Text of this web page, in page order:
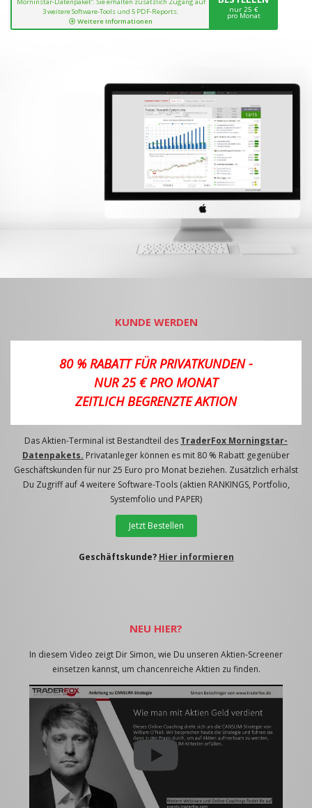
Morninstar-Datenpaket“. Sie erhalten zusätzlich Zugang auf
3 weitere Software-Tools und 5 PDF-Reports.
Weitere Informationen
nur 25 €
pro Monat
KUNDE WERDEN
80 % RABATT FÜR PRIVATKUNDEN -
NUR 25 € PRO MONAT
ZEITLICH BEGRENZTE AKTION
Das Aktien-Terminal ist Bestandteil des TraderFox Morningstar-
Datenpakets. Privatanleger können es mit 80 % Rabatt gegenüber
Geschäftskunden für nur 25 Euro pro Monat beziehen. Zusätzlich erhälst
Du Zugriff auf 4 weitere Software-Tools (aktien RANKINGS, Portfolio,
Systemfolio und PAPER)
Jetzt Bestellen
Geschäftskunde? Hier informieren
NEU HIER?
In diesem Video zeigt Dir Simon, wie Du unseren Aktien-Screener
einsetzen kannst, um chancenreiche Aktien zu finden.